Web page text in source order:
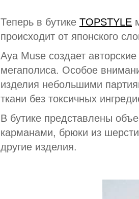
Теперь в бутике TOPSTYLE
происходит от японского
Aya Muse создает
мегаполиса. Особое
изделия небольшими
ткани без токсичных
В бутике представлены
карманами, брюки из
другие изделия.